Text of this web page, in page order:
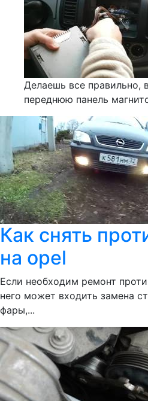
Делаешь все правильно,
переднюю панель
Как снять
на opel
Если необходим ремонт
него может входить замена
фары,...